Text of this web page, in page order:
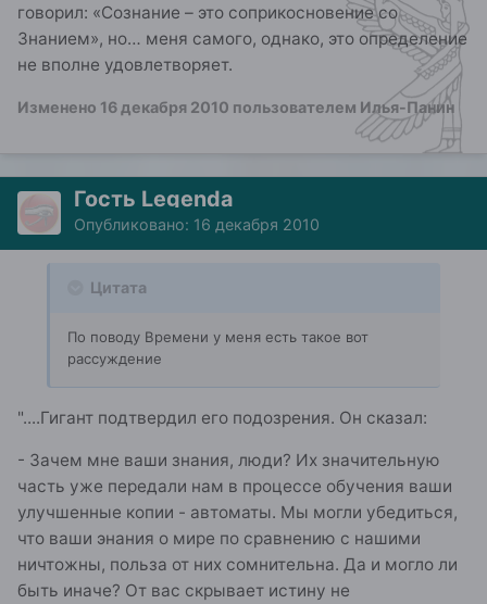
говорил: «Сознание – это соприкосновение со
Знанием», но… меня самого, однако, это определение
не вполне удовлетворяет.
Изменено 16 декабря 2010 пользователем Илья-Панин
Гость Legenda
Опубликовано: 16 декабря 2010
Цитата
По поводу Времени у меня есть такое вот
рассуждение
"....Гигант подтвердил его подозрения. Он сказал:
- Зачем мне ваши знания, люди? Их значительную
часть уже передали нам в процессе обучения ваши
улучшенные копии - автоматы. Мы могли убедиться,
что ваши энания о мире по сравнению с нашими
ничтожны, польза от них сомнительна. Да и могло ли
быть иначе? От вас скрывает истину не